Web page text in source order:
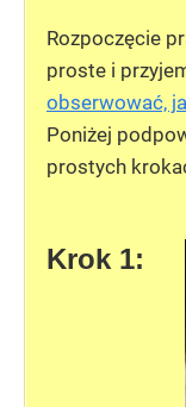
Rozpoczęcie
proste i
obserwować,
Poniżej
prostych
Krok 1: